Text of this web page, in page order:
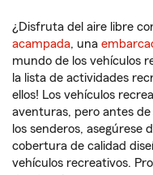
¿Disfruta del aire libre
acampada, una
mundo de los vehículos
la lista de actividades
ellos! Los vehículos
aventuras, pero antes
los senderos, asegúrese
cobertura de calidad
vehículos recreativos.